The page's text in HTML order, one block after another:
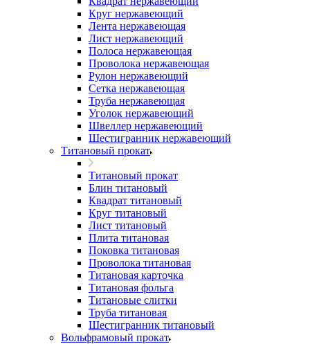
Круг нержавеющий
Лента нержавеющая
Лист нержавеющий
Полоса нержавеющая
Проволока нержавеющая
Рулон нержавеющий
Сетка нержавеющая
Труба нержавеющая
Уголок нержавеющий
Швеллер нержавеющий
Шестигранник нержавеющий
Титановый прокат
Титановый прокат
Блин титановый
Квадрат титановый
Круг титановый
Лист титановый
Плита титановая
Поковка титановая
Проволока титановая
Титановая карточка
Титановая фольга
Титановые слитки
Труба титановая
Шестигранник титановый
Вольфрамовый прокат